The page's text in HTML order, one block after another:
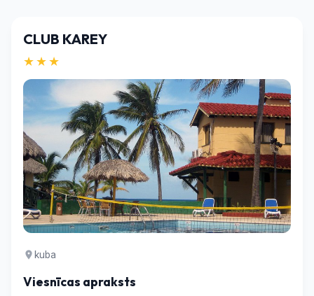
CLUB KAREY
★★★
kuba
Viesnīcas apraksts